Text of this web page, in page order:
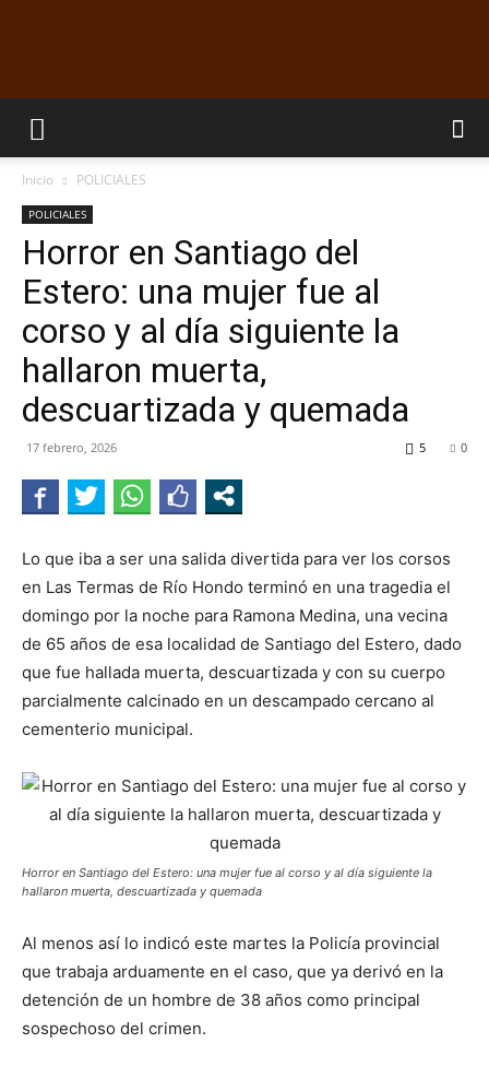
EL
RADIO
Inicio POLICIALES
POLICIALES
Horror en Santiago del
Estero: una mujer fue al
corso y al día siguiente la
hallaron muerta,
descuartizada y quemada
17 febrero, 2026 0
5
Lo que iba a ser una salida divertida para ver los corsos
en Las Termas de Río Hondo terminó en una tragedia el
domingo por la noche para Ramona Medina, una vecina
de 65 años de esa localidad de Santiago del Estero, dado
que fue hallada muerta, descuartizada y con su cuerpo
parcialmente calcinado en un descampado cercano al
cementerio municipal.
Horror en Santiago del Estero: una mujer fue al corso y al día siguiente la
hallaron muerta, descuartizada y quemada
Al menos así lo indicó este martes la Policía provincial
que trabaja arduamente en el caso, que ya derivó en la
detención de un hombre de 38 años como principal
sospechoso del crimen.